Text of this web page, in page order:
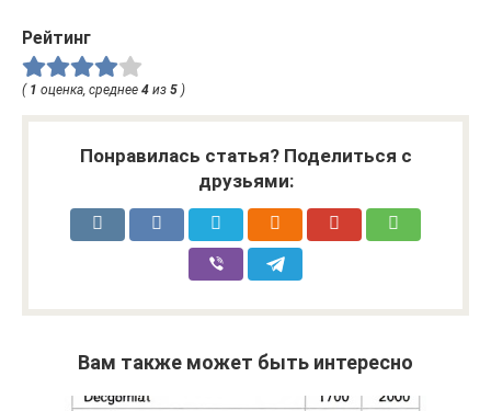
Рейтинг
( 1 оценка, среднее 4 из 5 )
Понравилась статья? Поделиться с
друзьями:
Вам также может быть интересно